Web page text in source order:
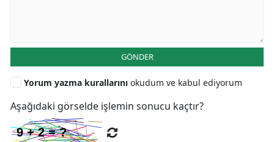
GÖNDER
Yorum yazma kurallarını okudum ve kabul ediyorum
Aşağıdaki görselde işlemin sonucu kaçtır?